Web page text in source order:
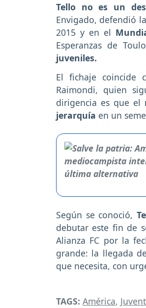
Tello no es un
Envigado, defendió
2015 y en el
Esperanzas de
juveniles.
El fichaje coincide
Raimondi, quien
dirigencia es que el
jerarquía en un
Según se conoció,
debutar este fin de
Alianza FC por la
grande: la llegada
que necesita, con
TAGS: América,